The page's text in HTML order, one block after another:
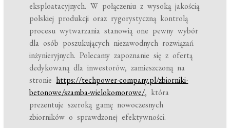
eksploatacyjnych. W połączeniu z wysoką jakością
polskiej produkcji oraz rygorystyczną kontrolą
procesu wytwarzania stanowią one pewny wybór
dla osób poszukujących niezawodnych rozwiązań
inżynieryjnych. Polecamy zapoznanie się z ofertą
dedykowaną dla inwestorów, zamieszczoną na
stronie https://techpower-company.pl/zbiorniki-
betonowe/szamba-wielokomorowe/, która
prezentuje szeroką gamę nowoczesnych
zbiorników o sprawdzonej efektywności.